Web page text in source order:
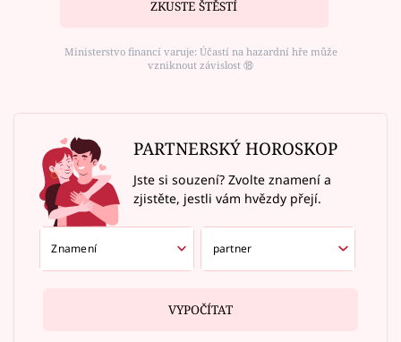
ZKUSTE ŠTĚSTÍ
Ministerstvo financí varuje: Účastí na hazardní hře může
vzniknout závislost ⑱
PARTNERSKÝ HOROSKOP
Jste si souzení? Zvolte znamení a
zjistěte, jestli vám hvězdy přejí.
VYPOČÍTAT